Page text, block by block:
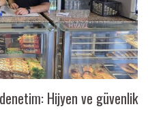
Hijyen ve güvenlik